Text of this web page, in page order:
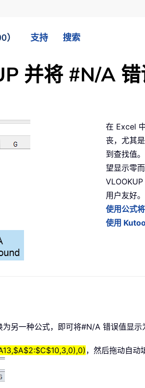
支持 搜索
并将 #N/A 错
在 Excel
丧，尤其
到查找值
望显示零
用户友好。
使用公式
使用
另一种公式，即可将#N/A 错误值显示
，然后拖动自动